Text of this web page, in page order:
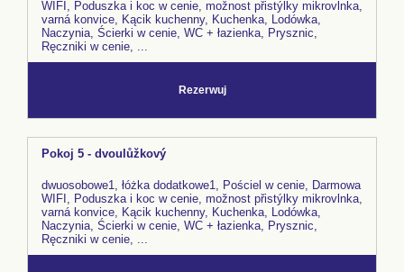
WIFI, Poduszka i koc w cenie, možnost přistýlky mikrovlnka,
varná konvice, Kącik kuchenny, Kuchenka, Lodówka,
Naczynia, Ścierki w cenie, WC + łazienka, Prysznic,
Ręczniki w cenie, ...
Rezerwuj
Pokoj 5 - dvoulůžkový
dwuosobowe1, łóżka dodatkowe1, Pościel w cenie, Darmowa
WIFI, Poduszka i koc w cenie, možnost přistýlky mikrovlnka,
varná konvice, Kącik kuchenny, Kuchenka, Lodówka,
Naczynia, Ścierki w cenie, WC + łazienka, Prysznic,
Ręczniki w cenie, ...